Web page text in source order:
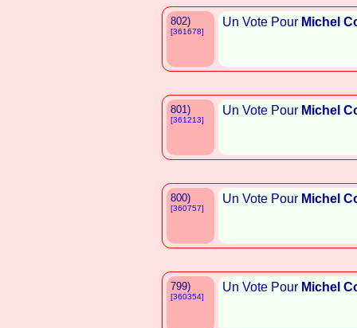
802)
[361678]
Un Vote Pour Michel
801)
[361213]
Un Vote Pour Michel
800)
[360757]
Un Vote Pour Michel
799)
[360354]
Un Vote Pour Michel